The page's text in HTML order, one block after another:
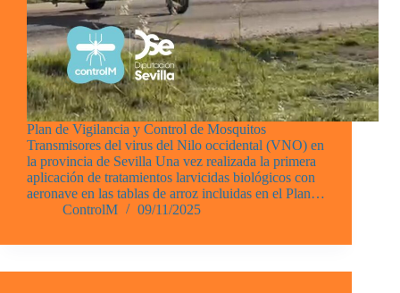
Plan de Vigilancia y Control de Mosquitos
Transmisores del virus del Nilo occidental (VNO) en
la provincia de Sevilla Una vez realizada la primera
aplicación de tratamientos larvicidas biológicos con
aeronave en las tablas de arroz incluidas en el Plan…
ControlM
09/11/2025